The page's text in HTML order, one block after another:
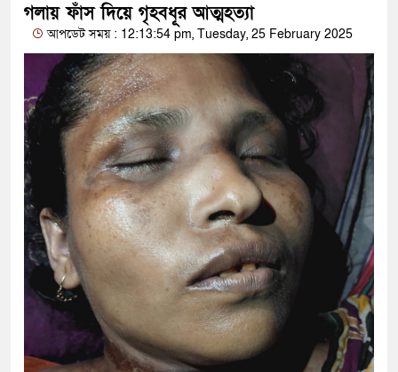
গলায় ফাঁস দিয়ে গৃহবধূর আত্মহত্যা
আপডেট সময় : 12:13:54 pm, Tuesday, 25 February 2025